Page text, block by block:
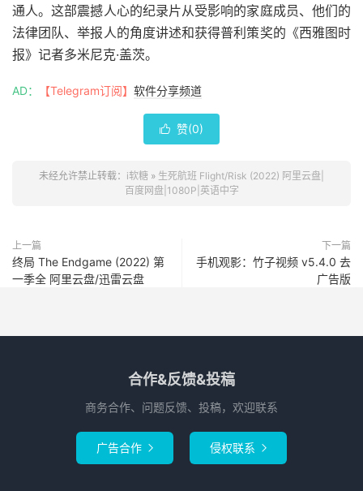
通人。这部震撼人心的纪录片从受影响的家庭成员、他们的
法律团队、举报人的角度讲述和获得普利策奖的《西雅图时
报》记者多米尼克·盖茨。
AD： 【Telegram订阅】 软件分享频道
 赞(0)
未经允许禁止转载： i软糖 » 生死航班 Flight/Risk (2022) 阿里云盘|
百度网盘|1080P|英语中字
上一篇
终局 The Endgame (2022) 第
一季全 阿里云盘/迅雷云盘
下一篇
手机观影：竹子视频 v5.4.0 去
广告版
合作&反馈&投稿
商务合作、问题反馈、投稿，欢迎联系
广告合作  侵权联系 